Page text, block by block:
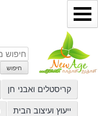
דילוג
לתוכן
חיפוש
עבור:
חיפוש
קריסטלים ואבני חן
ייעוץ ועיצוב הבית